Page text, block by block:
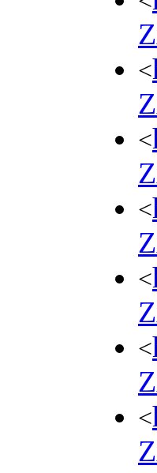
<
<
<
<
<
<